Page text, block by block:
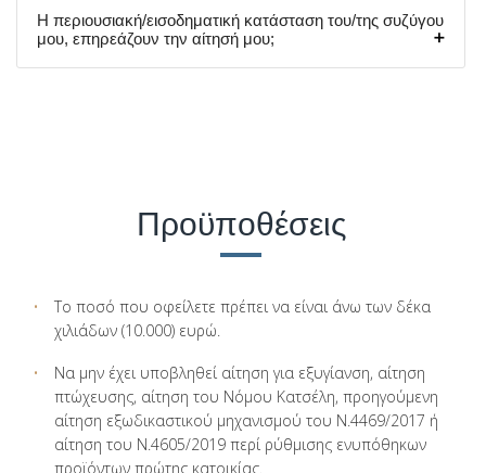
Η περιουσιακή/εισοδηματική κατάσταση του/της συζύγου
μου, επηρεάζουν την αίτησή μου;
Προϋποθέσεις
Το ποσό που οφείλετε πρέπει να είναι άνω των δέκα
χιλιάδων (10.000) ευρώ.
Να μην έχει υποβληθεί αίτηση για εξυγίανση, αίτηση
πτώχευσης, αίτηση του Νόμου Κατσέλη, προηγούμενη
αίτηση εξωδικαστικού μηχανισμού του Ν.4469/2017 ή
αίτηση του Ν.4605/2019 περί ρύθμισης ενυπόθηκων
προϊόντων πρώτης κατοικίας.